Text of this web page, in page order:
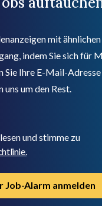
mit
indem Sie sich für
Sie Ihre E-Mail-Adresse
um den Rest.
und stimme zu
Job-Alarm anmelden